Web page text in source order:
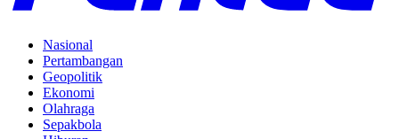
Nasional
Pertambangan
Geopolitik
Ekonomi
Olahraga
Sepakbola